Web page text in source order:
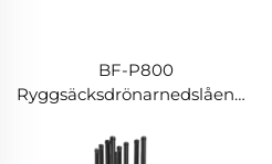
BF-P800
Ryggsäcksdrönarnedslående